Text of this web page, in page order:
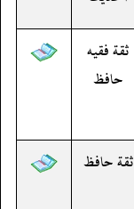
ثقة فقيه
حافظ
ثقة حافظ